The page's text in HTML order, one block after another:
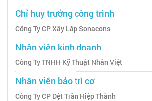
Chỉ huy trưởng công trình
Công Ty CP Xây Lắp Sonacons
Nhân viên kinh doanh
Công Ty TNHH Kỹ Thuật Nhân Việt
Nhân viên bảo trì cơ
Công Ty CP Dệt Trần Hiệp Thành